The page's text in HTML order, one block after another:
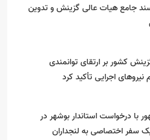
سند جامع هیات عالی گزینش و‌ تدوین
کشور بر ارتقای توانمندی
نیروهای اجرایی تأکید کرد
با درخواست استاندار بوشهر در
سفر اختصاصی به لنجداران